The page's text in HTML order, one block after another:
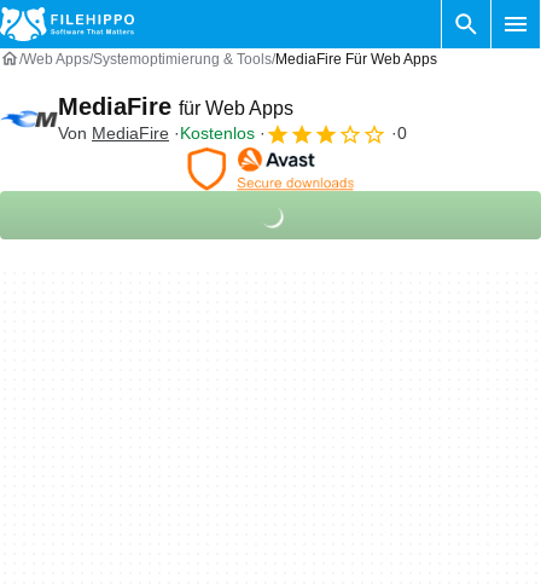
Web Apps Systemoptimierung & Tools MediaFire Für Web Apps
MediaFire für Web Apps
Von MediaFire Kostenlos 0